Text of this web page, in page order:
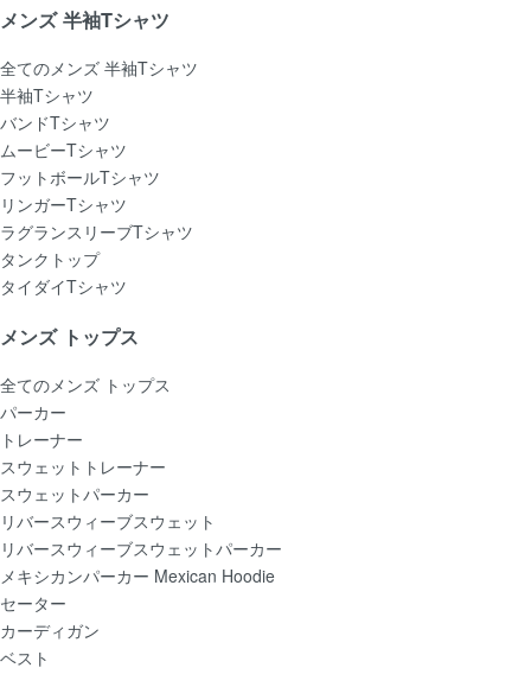
メンズ 半袖Tシャツ
全てのメンズ 半袖Tシャツ
半袖Tシャツ
バンドTシャツ
ムービーTシャツ
フットボールTシャツ
リンガーTシャツ
ラグランスリーブTシャツ
タンクトップ
タイダイTシャツ
メンズ トップス
全てのメンズ トップス
パーカー
トレーナー
スウェットトレーナー
スウェットパーカー
リバースウィーブスウェット
リバースウィーブスウェットパーカー
メキシカンパーカー Mexican Hoodie
セーター
カーディガン
ベスト